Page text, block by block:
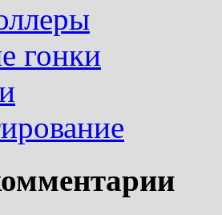
гонки